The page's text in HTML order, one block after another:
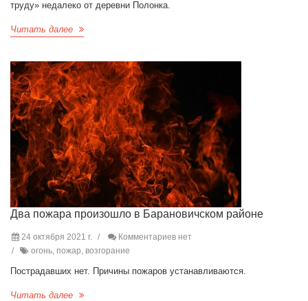
труду» недалеко от деревни Полонка.
Читать далее
Два пожара произошло в Барановичском районе
24 октября 2021 г.
Комментариев нет
огонь, пожар, возгорание
Пострадавших нет. Причины пожаров устанавливаются.
Читать далее